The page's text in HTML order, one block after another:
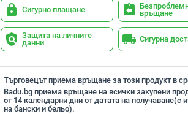
lock Сигурно плащане assignment_return връщане
policy Защита на личните
данни
local_shipping Сигурна
Търговецът приема връщане за този продукт в
Badu.bg приема връщане на всички закупени
от 14 календарни дни от датата на получаване(с
на бански и бельо).